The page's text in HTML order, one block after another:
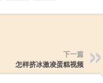
下一篇
怎样挤冰激凌蛋糕视频